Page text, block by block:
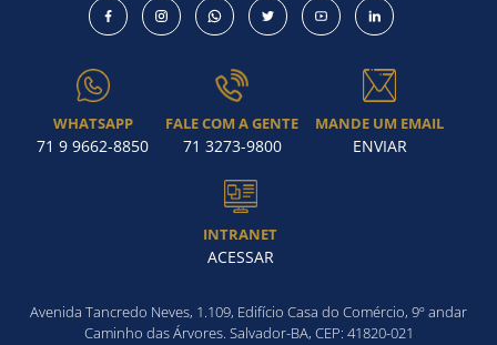
WHATSAPP
71 9 9662-8850
FALE COM A GENTE
71 3273-9800
MANDE UM EMAIL
ENVIAR
INTRANET
ACESSAR
Avenida Tancredo Neves, 1.109, Edifício Casa do Comércio, 9º andar
Caminho das Árvores. Salvador-BA, CEP: 41820-021